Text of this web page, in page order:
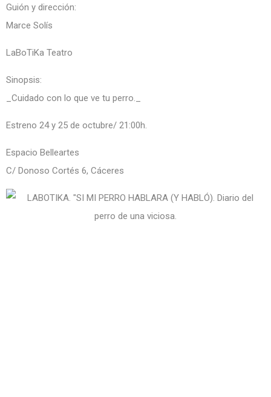
Guión y dirección:
Marce Solís
LaBoTiKa Teatro
Sinopsis:
_Cuidado con lo que ve tu perro._
Estreno 24 y 25 de octubre/ 21:00h.
Espacio Belleartes
C/ Donoso Cortés 6, Cáceres